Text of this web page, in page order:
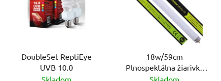
DoubleSet ReptiEye
UVB 10.0
18w/59cm
Plnospektálna žiarivka
ReptiEye Daylight